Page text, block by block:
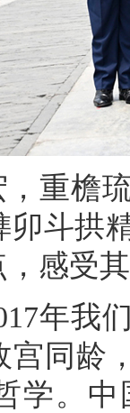
重檐
卯斗拱
感受
年我
宫同龄
学。